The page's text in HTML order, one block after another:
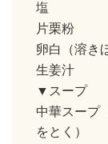
塩
片栗粉
卵白（溶き
生姜汁
▼スープ
中華スープ
をとく）